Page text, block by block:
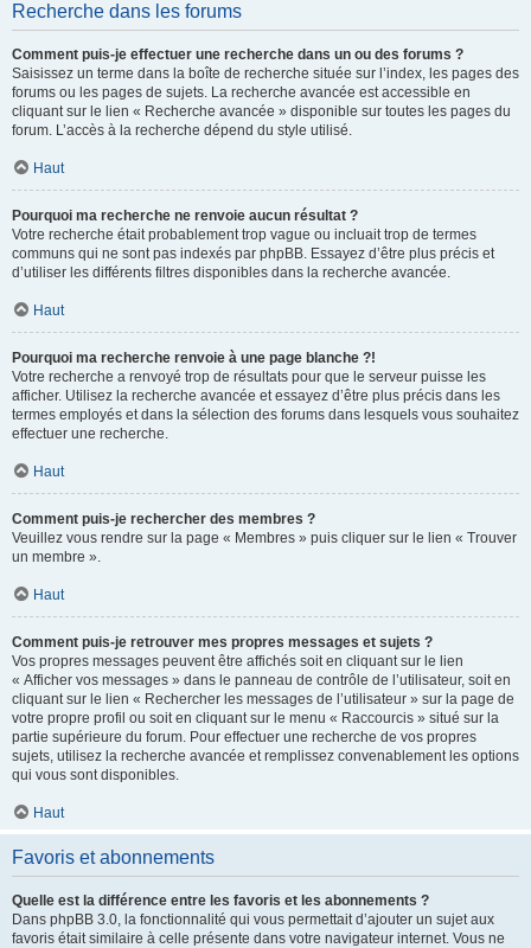
Recherche dans les forums
Comment puis-je effectuer une recherche dans un ou des forums ?
Saisissez un terme dans la boîte de recherche située sur l’index, les pages des
forums ou les pages de sujets. La recherche avancée est accessible en
cliquant sur le lien « Recherche avancée » disponible sur toutes les pages du
forum. L’accès à la recherche dépend du style utilisé.
Haut
Pourquoi ma recherche ne renvoie aucun résultat ?
Votre recherche était probablement trop vague ou incluait trop de termes
communs qui ne sont pas indexés par phpBB. Essayez d’être plus précis et
d’utiliser les différents filtres disponibles dans la recherche avancée.
Haut
Pourquoi ma recherche renvoie à une page blanche ?!
Votre recherche a renvoyé trop de résultats pour que le serveur puisse les
afficher. Utilisez la recherche avancée et essayez d’être plus précis dans les
termes employés et dans la sélection des forums dans lesquels vous souhaitez
effectuer une recherche.
Haut
Comment puis-je rechercher des membres ?
Veuillez vous rendre sur la page « Membres » puis cliquer sur le lien « Trouver
un membre ».
Haut
Comment puis-je retrouver mes propres messages et sujets ?
Vos propres messages peuvent être affichés soit en cliquant sur le lien
« Afficher vos messages » dans le panneau de contrôle de l’utilisateur, soit en
cliquant sur le lien « Rechercher les messages de l’utilisateur » sur la page de
votre propre profil ou soit en cliquant sur le menu « Raccourcis » situé sur la
partie supérieure du forum. Pour effectuer une recherche de vos propres
sujets, utilisez la recherche avancée et remplissez convenablement les options
qui vous sont disponibles.
Haut
Favoris et abonnements
Quelle est la différence entre les favoris et les abonnements ?
Dans phpBB 3.0, la fonctionnalité qui vous permettait d’ajouter un sujet aux
favoris était similaire à celle présente dans votre navigateur internet. Vous ne